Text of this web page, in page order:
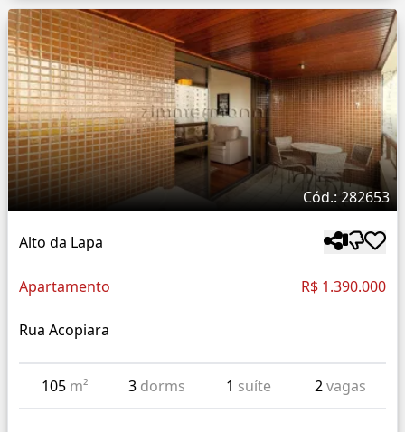
Cód.: 282653
Alto da Lapa
Apartamento R$ 1.390.000
Rua Acopiara
105 m² 3 dorms 1 suíte 2vagas